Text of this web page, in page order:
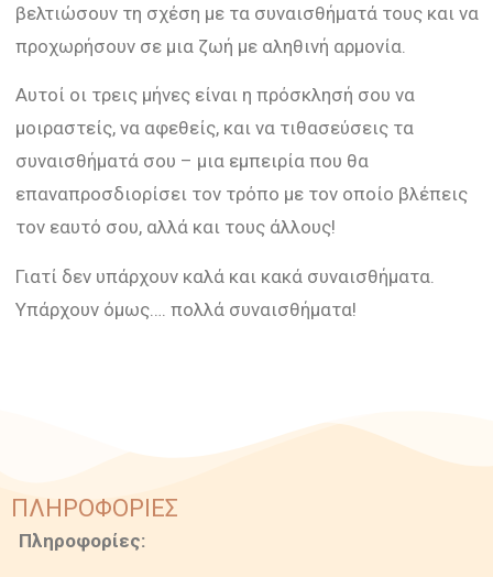
βελτιώσουν τη σχέση με τα συναισθήματά τους και να
προχωρήσουν σε μια ζωή με αληθινή αρμονία.
Αυτοί οι τρεις μήνες είναι η πρόσκλησή σου να
μοιραστείς, να αφεθείς, και να τιθασεύσεις τα
συναισθήματά σου – μια εμπειρία που θα
επαναπροσδιορίσει τον τρόπο με τον οποίο βλέπεις
τον εαυτό σου, αλλά και τους άλλους!
Γιατί δεν υπάρχουν καλά και κακά συναισθήματα.
Υπάρχουν όμως…. πολλά συναισθήματα!
ΠΛΗΡΟΦΟΡΙΕΣ
Πληροφορίες: